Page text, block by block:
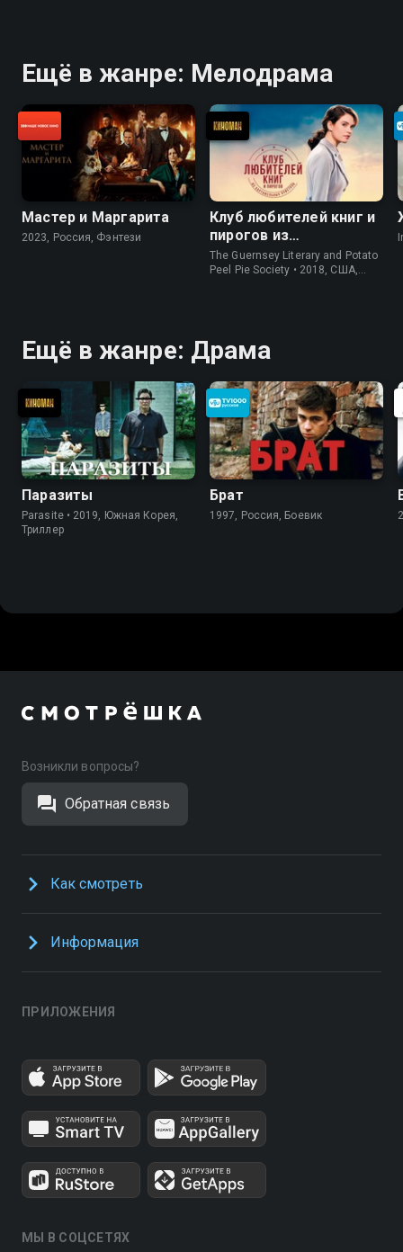
Ещё в жанре: Мелодрама
Мастер и Маргарита
2023, Россия, Фэнтези
Клуб любителей книг и
пирогов из
картофельных
очистков
The Guernsey Literary and Potato
Peel Pie Society • 2018, США,
Ещё в жанре: Драма
Паразиты
Parasite • 2019, Южная Корея,
Триллер
Брат
1997, Россия, Боевик
Возникли вопросы?
Обратная связь
Как смотреть
Информация
ПРИЛОЖЕНИЯ
МЫ В СОЦСЕТЯХ